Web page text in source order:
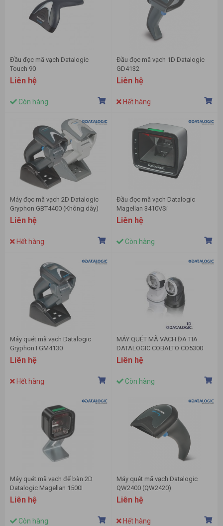
Đầu đọc mã vạch Datalogic
Touch 90
Liên hệ
Còn hàng
Đầu đọc mã vạch 1D Datalogic
GD4132
Liên hệ
Hết hàng
Máy đọc mã vạch 2D Datalogic
Gryphon GBT4400 (Không dây)
Liên hệ
Hết hàng
Đầu đọc mã vạch Datalogic
Magellan 3410VSi
Liên hệ
Còn hàng
Máy quét mã vạch Datalogic
Gryphon I GM4130
Liên hệ
Hết hàng
MÁY QUÉT MÃ VẠCH ĐA TIA
DATALOGIC COBALTO CO5300
Liên hệ
Còn hàng
Máy quét mã vạch để bàn 2D
Datalogic Magellan 1500I
Liên hệ
Còn hàng
Máy quét mã vạch Datalogic
QW2400 (QW2420)
Liên hệ
Hết hàng